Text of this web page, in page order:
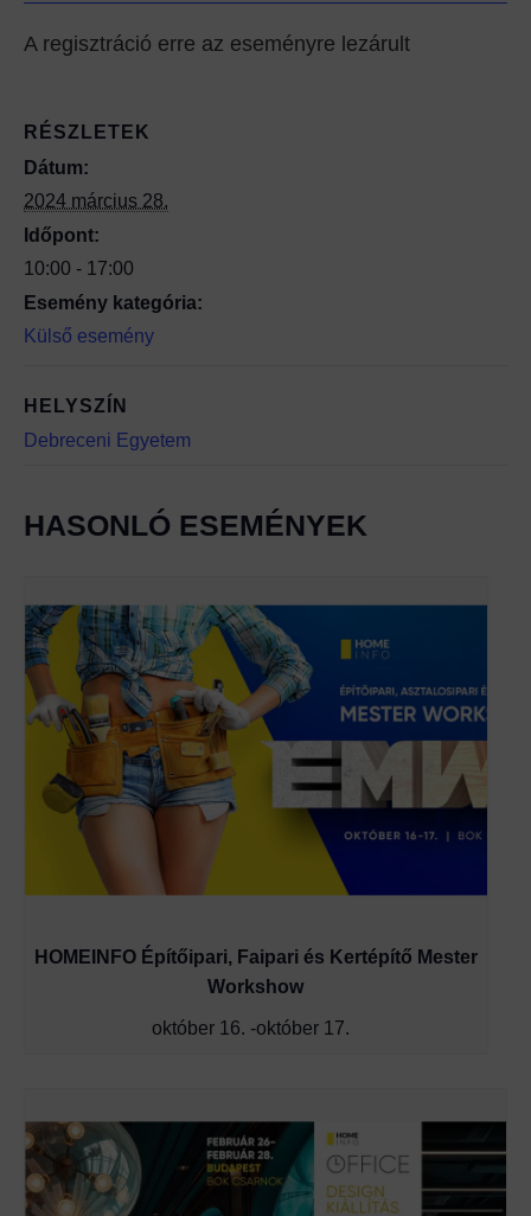
A regisztráció erre az eseményre lezárult
RÉSZLETEK
Dátum:
2024 március 28.
Időpont:
10:00 - 17:00
Esemény kategória:
Külső esemény
HELYSZÍN
Debreceni Egyetem
HASONLÓ ESEMÉNYEK
HOMEINFO Építőipari, Faipari és Kertépítő Mester
Workshow
október 16. -október 17.